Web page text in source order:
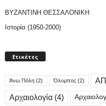
ΒΥΖΑΝΤΙΝΗ ΘΕΣΣΑΛΟΝΙΚΗ
Ιστορία (1950-2000)
Ετικέτες
Άνω Πόλη (2) Όλυμπος (2)
Αρχαιολογία (4)